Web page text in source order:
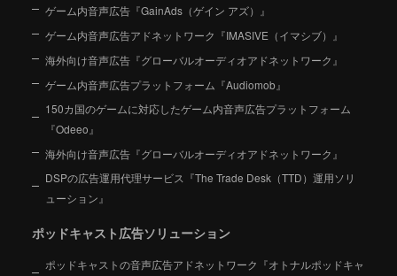
ゲーム内音声広告『GainAds（ゲイン アズ）』
ゲーム内音声広告アドネットワーク『IMASIVE（イマシブ）』
海外向け音声広告『グローバルオーディオアドネットワーク』
ゲーム内音声広告プラットフォーム『Audiomob』
150カ国のゲームに対応したゲーム内音声広告プラットフォーム
『Odeeo』
海外向け音声広告『グローバルオーディオアドネットワーク』
DSPの広告運用代理サービス『The Trade Desk（TTD）運用ソリ
ューション』
ポッドキャスト広告ソリューション
ポッドキャストの音声広告アドネットワーク『オトナルポッドキャ